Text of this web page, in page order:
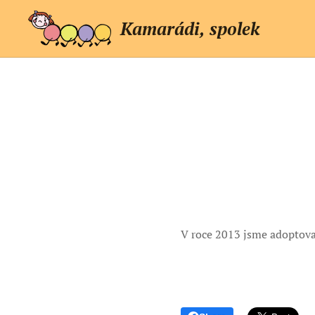
Kamarádi, spolek
V roce 2013 jsme